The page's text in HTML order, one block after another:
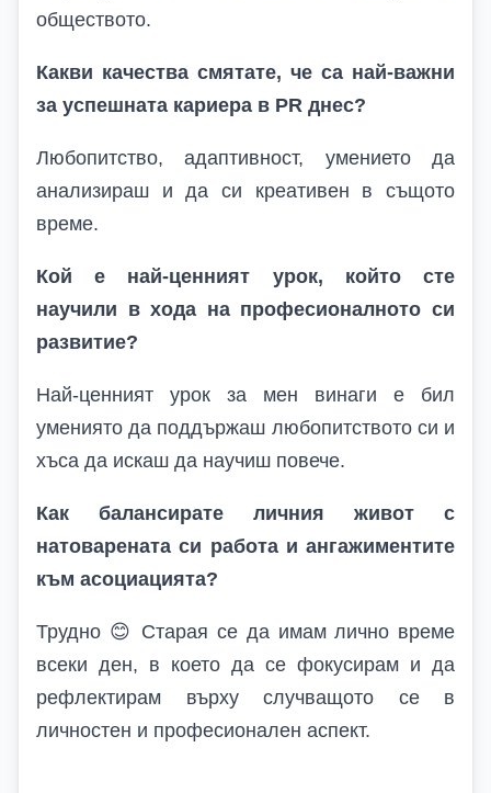
обществото.
Какви качества смятате, че са най-важни
за успешната кариера в PR днес?
Любопитство, адаптивност, умението да
анализираш и да си креативен в същото
време.
Кой е най-ценният урок, който сте
научили в хода на професионалното си
развитие?
Най-ценният урок за мен винаги е бил
умениято да поддържаш любопитството си и
хъса да искаш да научиш повече.
Как балансирате личния живот с
натоварената си работа и ангажиментите
към асоциацията?
Трудно 😊 Старая се да имам лично време
всеки ден, в което да се фокусирам и да
рефлектирам върху случващото се в
личностен и професионален аспект.